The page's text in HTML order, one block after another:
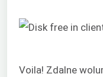
Voila! Zdalne